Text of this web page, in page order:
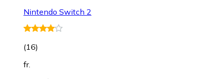
Nintendo Switch 2
(16)
fr.